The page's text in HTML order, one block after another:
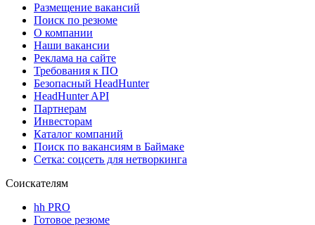
Размещение вакансий
Поиск по резюме
О компании
Наши вакансии
Реклама на сайте
Требования к ПО
Безопасный HeadHunter
HeadHunter API
Партнерам
Инвесторам
Каталог компаний
Поиск по вакансиям в Баймаке
Сетка: соцсеть для нетворкинга
Соискателям
hh PRO
Готовое резюме